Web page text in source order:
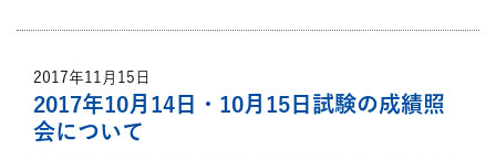
2017年11月15日
2017年10月14日・10月15日試験の成績照
会について